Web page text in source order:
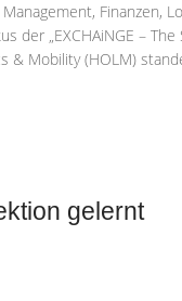
Finanzen,
der „EXCHAiNGE – The
& Mobility (HOLM)
gelernt